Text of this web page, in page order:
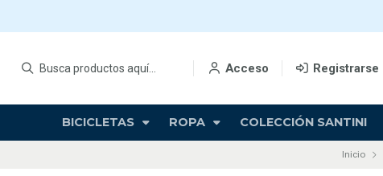
Acceso Registrarse
BICICLETAS ROPA COLECCIÓN SANTINI
Inicio